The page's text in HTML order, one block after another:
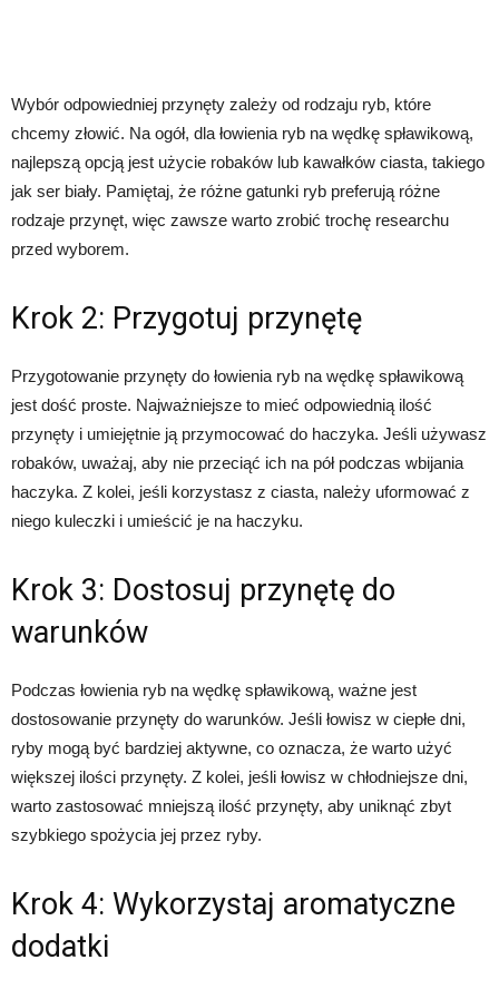
Wybór odpowiedniej przynęty zależy od rodzaju ryb, które
chcemy złowić. Na ogół, dla łowienia ryb na wędkę spławikową,
najlepszą opcją jest użycie robaków lub kawałków ciasta, takiego
jak ser biały. Pamiętaj, że różne gatunki ryb preferują różne
rodzaje przynęt, więc zawsze warto zrobić trochę researchu
przed wyborem.
Krok 2: Przygotuj przynętę
Przygotowanie przynęty do łowienia ryb na wędkę spławikową
jest dość proste. Najważniejsze to mieć odpowiednią ilość
przynęty i umiejętnie ją przymocować do haczyka. Jeśli używasz
robaków, uważaj, aby nie przeciąć ich na pół podczas wbijania
haczyka. Z kolei, jeśli korzystasz z ciasta, należy uformować z
niego kuleczki i umieścić je na haczyku.
Krok 3: Dostosuj przynętę do
warunków
Podczas łowienia ryb na wędkę spławikową, ważne jest
dostosowanie przynęty do warunków. Jeśli łowisz w ciepłe dni,
ryby mogą być bardziej aktywne, co oznacza, że warto użyć
większej ilości przynęty. Z kolei, jeśli łowisz w chłodniejsze dni,
warto zastosować mniejszą ilość przynęty, aby uniknąć zbyt
szybkiego spożycia jej przez ryby.
Krok 4: Wykorzystaj aromatyczne
dodatki